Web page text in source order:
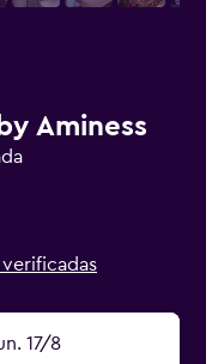
Aminess
17/8